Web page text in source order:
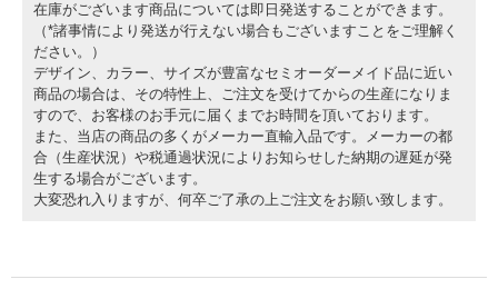
在庫がございます商品については即日発送することができます。
（*諸事情により発送が行えない場合もございますことをご理解く
ださい。）
デザイン、カラー、サイズが豊富なセミオーダーメイド品に近い
商品の場合は、その特性上、ご注文を受けてからの生産になりま
すので、お客様のお手元に届くまでお時間を頂いております。
また、当店の商品の多くがメーカー直輸入品です。メーカーの都
合（生産状況）や税通過状況によりお知らせした納期の遅延が発
生する場合がございます。
大変恐れ入りますが、何卒ご了承の上ご注文をお願い致します。